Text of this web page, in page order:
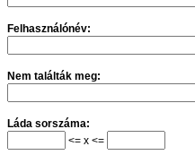
Felhasználónév:
Nem találták meg:
Láda sorszáma:
<= x <=